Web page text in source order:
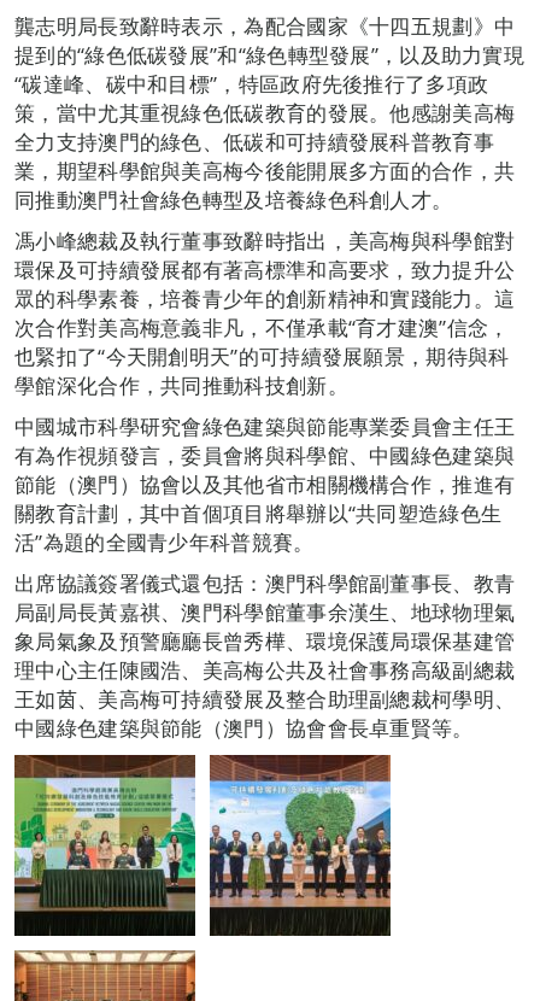
龔志明局長致辭時表示，為配合國家《十四五規劃》中
提到的“綠色低碳發展”和“綠色轉型發展”，以及助力實現
“碳達峰、碳中和目標”，特區政府先後推行了多項政
策，當中尤其重視綠色低碳教育的發展。他感謝美高梅
全力支持澳門的綠色、低碳和可持續發展科普教育事
業，期望科學館與美高梅今後能開展多方面的合作，共
同推動澳門社會綠色轉型及培養綠色科創人才。
馮小峰總裁及執行董事致辭時指出，美高梅與科學館對
環保及可持續發展都有著高標準和高要求，致力提升公
眾的科學素養，培養青少年的創新精神和實踐能力。這
次合作對美高梅意義非凡，不僅承載“育才建澳”信念，
也緊扣了“今天開創明天”的可持續發展願景，期待與科
學館深化合作，共同推動科技創新。
中國城市科學研究會綠色建築與節能專業委員會主任王
有為作視頻發言，委員會將與科學館、中國綠色建築與
節能（澳門）協會以及其他省市相關機構合作，推進有
關教育計劃，其中首個項目將舉辦以“共同塑造綠色生
活”為題的全國青少年科普競賽。
出席協議簽署儀式還包括：澳門科學館副董事長、教青
局副局長黃嘉祺、澳門科學館董事余漢生、地球物理氣
象局氣象及預警廳廳長曾秀樺、環境保護局環保基建管
理中心主任陳國浩、美高梅公共及社會事務高級副總裁
王如茵、美高梅可持續發展及整合助理副總裁柯學明、
中國綠色建築與節能（澳門）協會會長卓重賢等。